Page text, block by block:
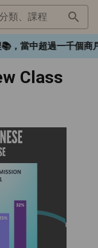
類、課程
中超過一千個商
Class